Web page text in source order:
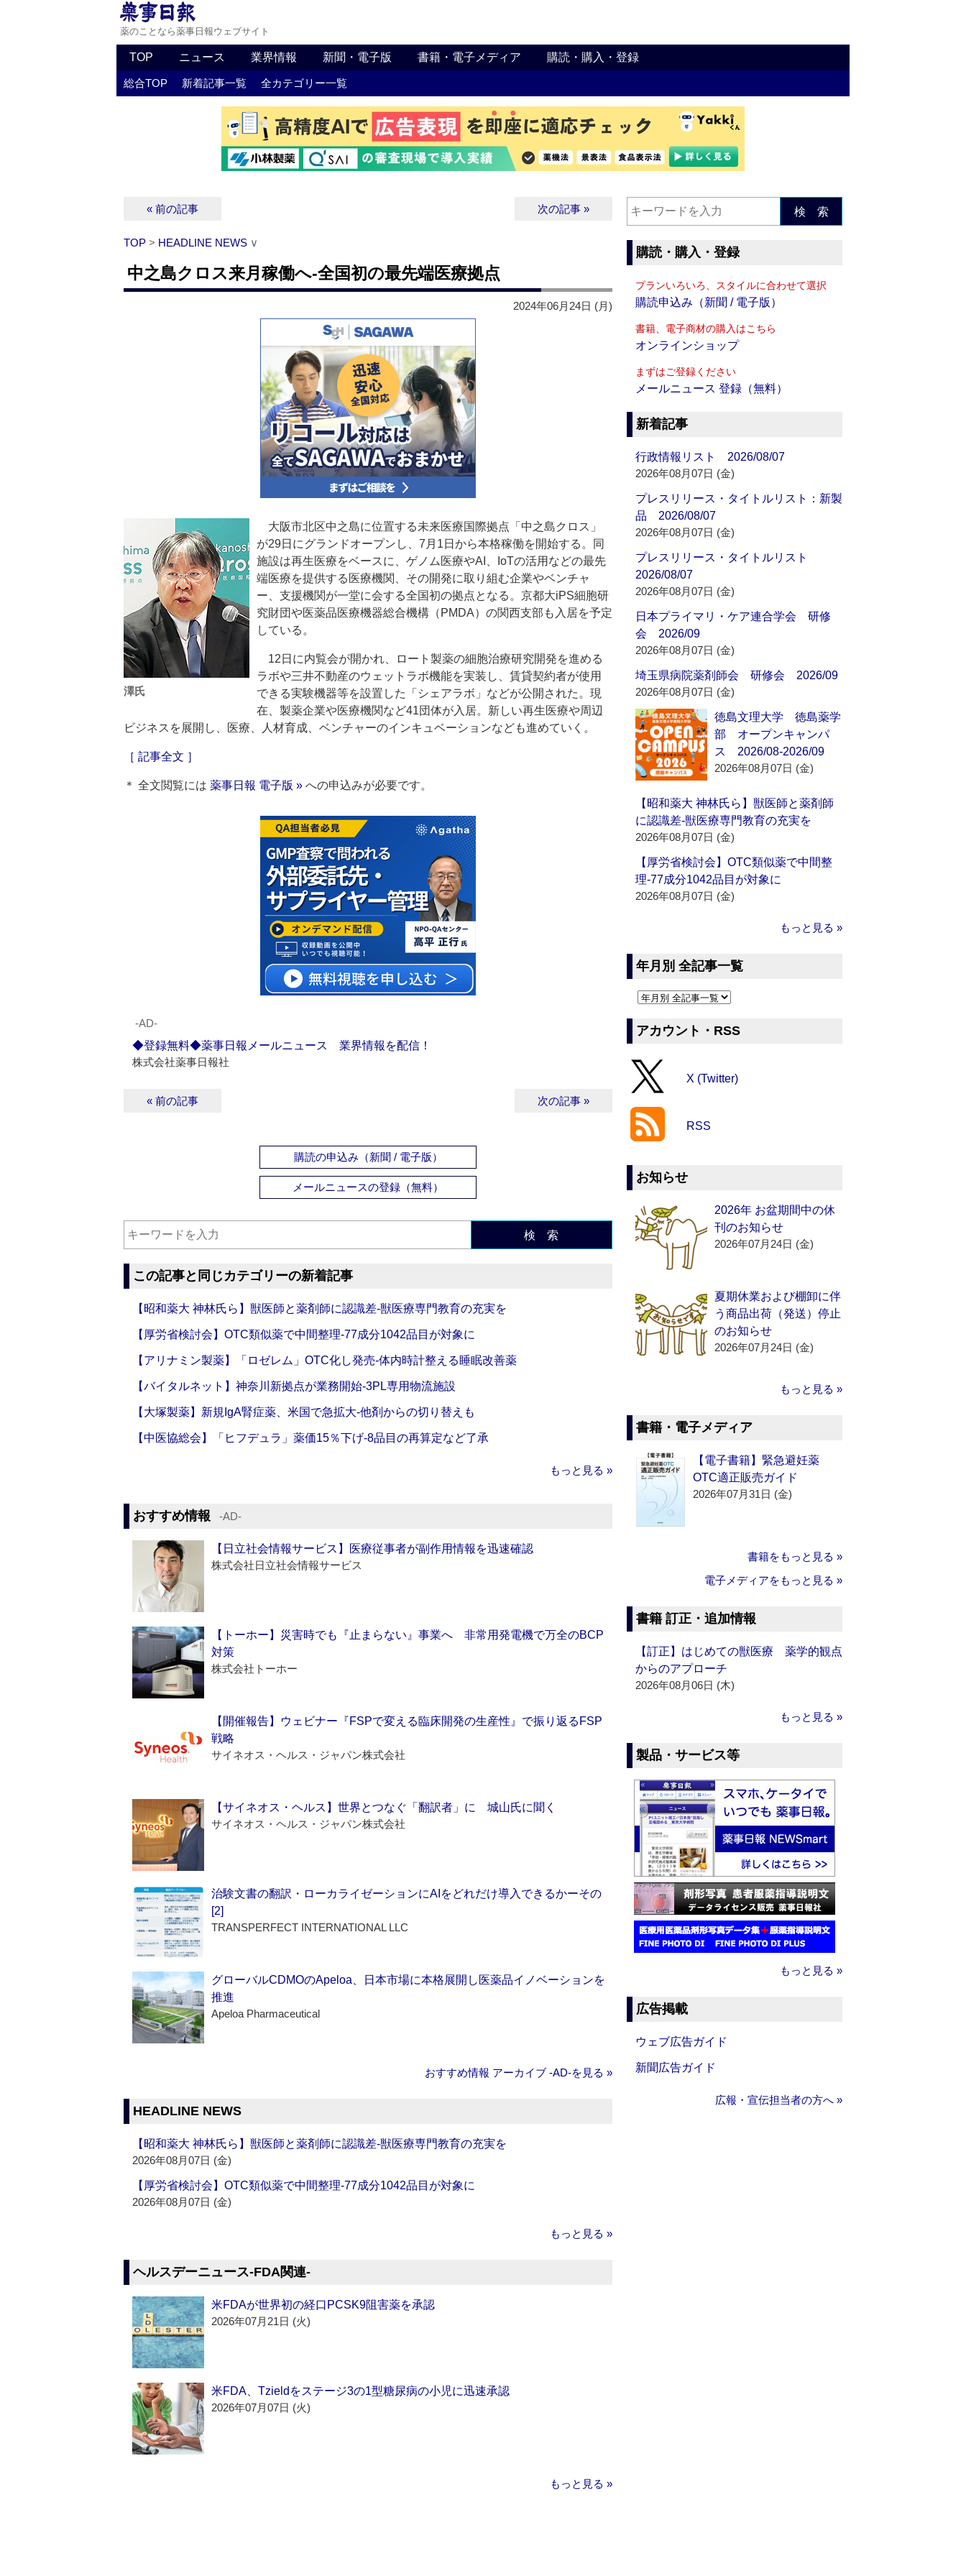
薬のことなら薬事日報ウェブサイト
TOP ニュース 業界情報 新聞・電子版 書籍・電子メディア 購読・購入・登録
総合TOP 新着記事一覧 全カテゴリー一覧
« 前の記事 次の記事 »
TOP > HEADLINE NEWS ∨
中之島クロス来月稼働へ‐全国初の最先端医療拠点
2024年06月24日 (月)
澤氏
大阪市北区中之島に位置する未来医療国際拠点「中之島クロス」
が29日にグランドオープンし、7月1日から本格稼働を開始する。同
施設は再生医療をベースに、ゲノム医療やAI、IoTの活用などの最先
端医療を提供する医療機関、その開発に取り組む企業やベンチャ
ー、支援機関が一堂に会する全国初の拠点となる。京都大iPS細胞研
究財団や医薬品医療機器総合機構（PMDA）の関西支部も入居を予定
している。
12日に内覧会が開かれ、ロート製薬の細胞治療研究開発を進める
ラボや三井不動産のウェットラボ機能を実装し、賃貸契約者が使用
できる実験機器等を設置した「シェアラボ」などが公開された。現
在、製薬企業や医療機関など41団体が入居。新しい再生医療や周辺
ビジネスを展開し、医療、人材育成、ベンチャーのインキュベーションなども進めていく。
［ 記事全文 ］
＊ 全文閲覧には 薬事日報 電子版 » への申込みが必要です。
‐AD‐
◆登録無料◆薬事日報メールニュース 業界情報を配信！
株式会社薬事日報社
« 前の記事 次の記事 »
購読の申込み（新聞 / 電子版）
メールニュースの登録（無料）
検 索
この記事と同じカテゴリーの新着記事
【昭和薬大 神林氏ら】獣医師と薬剤師に認識差‐獣医療専門教育の充実を
【厚労省検討会】OTC類似薬で中間整理‐77成分1042品目が対象に
【アリナミン製薬】「ロゼレム」OTC化し発売‐体内時計整える睡眠改善薬
【バイタルネット】神奈川新拠点が業務開始‐3PL専用物流施設
【大塚製薬】新規IgA腎症薬、米国で急拡大‐他剤からの切り替えも
【中医協総会】「ヒフデュラ」薬価15％下げ‐8品目の再算定など了承
もっと見る »
おすすめ情報 ‐AD‐
【日立社会情報サービス】医療従事者が副作用情報を迅速確認
株式会社日立社会情報サービス
【トーホー】災害時でも『止まらない』事業へ 非常用発電機で万全のBCP
対策
株式会社トーホー
【開催報告】ウェビナー『FSPで変える臨床開発の生産性』で振り返るFSP
戦略
サイネオス・ヘルス・ジャパン株式会社
【サイネオス・ヘルス】世界とつなぐ「翻訳者」に 城山氏に聞く
サイネオス・ヘルス・ジャパン株式会社
治験文書の翻訳・ローカライゼーションにAIをどれだけ導入できるかーその
[2]
TRANSPERFECT INTERNATIONAL LLC
グローバルCDMOのApeloa、日本市場に本格展開し医薬品イノベーションを
推進
Apeloa Pharmaceutical
おすすめ情報 アーカイブ ‐AD‐を見る »
HEADLINE NEWS
【昭和薬大 神林氏ら】獣医師と薬剤師に認識差‐獣医療専門教育の充実を
2026年08月07日 (金)
【厚労省検討会】OTC類似薬で中間整理‐77成分1042品目が対象に
2026年08月07日 (金)
もっと見る »
ヘルスデーニュース‐FDA関連‐
米FDAが世界初の経口PCSK9阻害薬を承認
2026年07月21日 (火)
米FDA、Tzieldをステージ3の1型糖尿病の小児に迅速承認
2026年07月07日 (火)
もっと見る »
検 索
購読・購入・登録
プランいろいろ、スタイルに合わせて選択
購読申込み（新聞 / 電子版）
書籍、電子商材の購入はこちら
オンラインショップ
まずはご登録ください
メールニュース 登録（無料）
新着記事
行政情報リスト 2026/08/07
2026年08月07日 (金)
プレスリリース・タイトルリスト：新製
品 2026/08/07
2026年08月07日 (金)
プレスリリース・タイトルリスト
2026/08/07
2026年08月07日 (金)
日本プライマリ・ケア連合学会 研修
会 2026/09
2026年08月07日 (金)
埼玉県病院薬剤師会 研修会 2026/09
2026年08月07日 (金)
徳島文理大学 徳島薬学
部 オープンキャンパ
ス 2026/08-2026/09
2026年08月07日 (金)
【昭和薬大 神林氏ら】獣医師と薬剤師
に認識差‐獣医療専門教育の充実を
2026年08月07日 (金)
【厚労省検討会】OTC類似薬で中間整
理‐77成分1042品目が対象に
2026年08月07日 (金)
もっと見る »
年月別 全記事一覧
アカウント・RSS
X (Twitter)
RSS
お知らせ
2026年 お盆期間中の休
刊のお知らせ
2026年07月24日 (金)
夏期休業および棚卸に伴
う商品出荷（発送）停止
のお知らせ
2026年07月24日 (金)
もっと見る »
書籍・電子メディア
【電子書籍】緊急避妊薬
OTC適正販売ガイド
2026年07月31日 (金)
書籍をもっと見る »
電子メディアをもっと見る »
書籍 訂正・追加情報
【訂正】はじめての獣医療 薬学的観点
からのアプローチ
2026年08月06日 (木)
もっと見る »
製品・サービス等
もっと見る »
広告掲載
ウェブ広告ガイド
新聞広告ガイド
広報・宣伝担当者の方へ »